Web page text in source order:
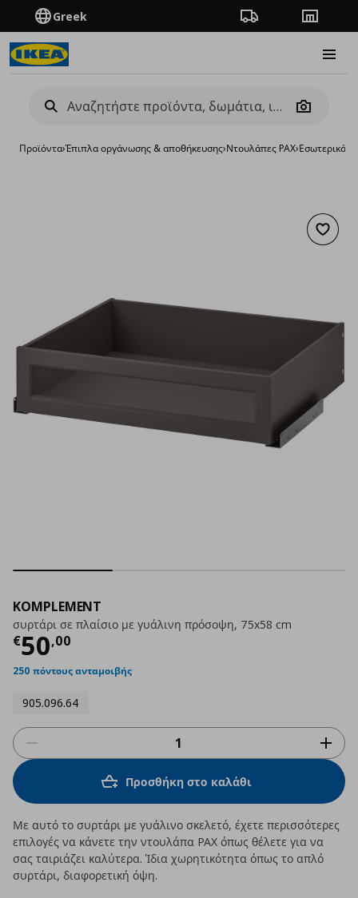
Greek Πορεία παραγγελίας
Camera
Προϊόντα›Έπιπλα οργάνωσης & αποθήκευσης›Ντουλάπες PAX›Εσωτερικά
KOMPLEMENT
συρτάρι σε πλαίσιο με γυάλινη πρόσοψη, 75x58 cm
€50,00
Τρέχουσα τιμή
250 πόντους ανταμοιβής
905.096.64
Προσθήκη στο καλάθι
Με αυτό το συρτάρι με γυάλινο σκελετό, έχετε περισσότερες
επιλογές να κάνετε την ντουλάπα PAX όπως θέλετε για να
σας ταιριάζει καλύτερα. Ίδια χωρητικότητα όπως το απλό
συρτάρι, διαφορετική όψη.